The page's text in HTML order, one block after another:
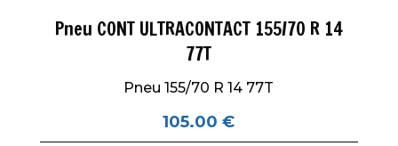
Pneu CONT ULTRACONTACT 155/70 R 14
77T
Pneu 155/70 R 14 77T
105.00€